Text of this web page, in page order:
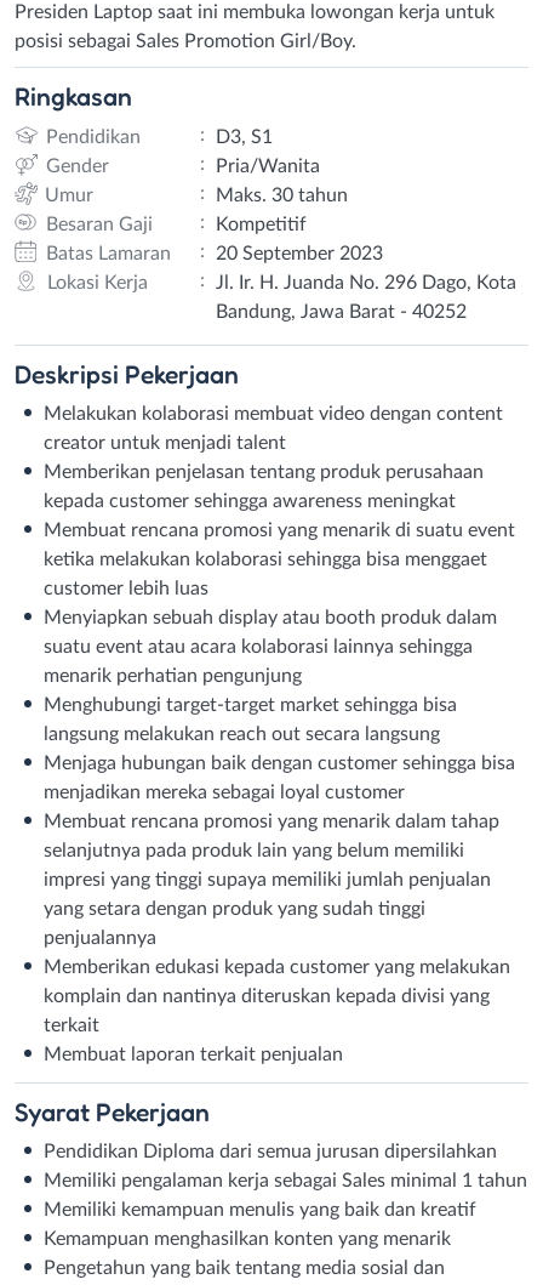
Presiden Laptop saat ini membuka lowongan kerja untuk
posisi sebagai Sales Promotion Girl/Boy.
Ringkasan
Pendidikan :
D3, S1
Gender
:
Pria/Wanita
Umur
:
Maks. 30 tahun
Besaran Gaji
:
Kompetitif
Batas Lamaran
:
20 September 2023
Lokasi Kerja
:
Jl. Ir. H. Juanda No. 296 Dago, Kota
Bandung, Jawa Barat - 40252
Deskripsi Pekerjaan
Melakukan kolaborasi membuat video dengan content
creator untuk menjadi talent
Memberikan penjelasan tentang produk perusahaan
kepada customer sehingga awareness meningkat
Membuat rencana promosi yang menarik di suatu event
ketika melakukan kolaborasi sehingga bisa menggaet
customer lebih luas
Menyiapkan sebuah display atau booth produk dalam
suatu event atau acara kolaborasi lainnya sehingga
menarik perhatian pengunjung
Menghubungi target-target market sehingga bisa
langsung melakukan reach out secara langsung
Menjaga hubungan baik dengan customer sehingga bisa
menjadikan mereka sebagai loyal customer
Membuat rencana promosi yang menarik dalam tahap
selanjutnya pada produk lain yang belum memiliki
impresi yang tinggi supaya memiliki jumlah penjualan
yang setara dengan produk yang sudah tinggi
penjualannya
Memberikan edukasi kepada customer yang melakukan
komplain dan nantinya diteruskan kepada divisi yang
terkait
Membuat laporan terkait penjualan
Syarat Pekerjaan
Pendidikan Diploma dari semua jurusan dipersilahkan
Memiliki pengalaman kerja sebagai Sales minimal 1 tahun
Memiliki kemampuan menulis yang baik dan kreatif
Kemampuan menghasilkan konten yang menarik
Pengetahun yang baik tentang media sosial dan